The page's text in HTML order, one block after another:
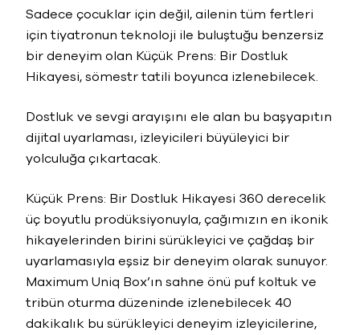
Sadece çocuklar için değil, ailenin tüm fertleri
için tiyatronun teknoloji ile buluştuğu benzersiz
bir deneyim olan Küçük Prens: Bir Dostluk
Hikayesi, sömestr tatili boyunca izlenebilecek.
Dostluk ve sevgi arayışını ele alan bu başyapıtın
dijital uyarlaması, izleyicileri büyüleyici bir
yolculuğa çıkartacak.
Küçük Prens: Bir Dostluk Hikayesi 360 derecelik
üç boyutlu prodüksiyonuyla, çağımızın en ikonik
hikayelerinden birini sürükleyici ve çağdaş bir
uyarlamasıyla eşsiz bir deneyim olarak sunuyor.
Maximum Uniq Box’ın sahne önü puf koltuk ve
tribün oturma düzeninde izlenebilecek 40
dakikalık bu sürükleyici deneyim izleyicilerine,